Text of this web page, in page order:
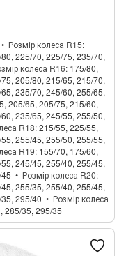
Розмір колеса R15
225/70, 225/75, 235/70,
колеса R16 175/80,
205/80, 215/65, 215/70,
235/70, 245/60, 255/65,
205/65, 205/75, 215/60,
235/65, 245/55, 255/50,
R18 215/55, 225/55,
255/45, 255/50, 255/55,
R19 155/70, 175/60,
245/45, 255/40, 255/45,
Розмір колеса R20
255/35, 255/40, 255/45,
295/40
Розмір колеса
285/35, 295/35